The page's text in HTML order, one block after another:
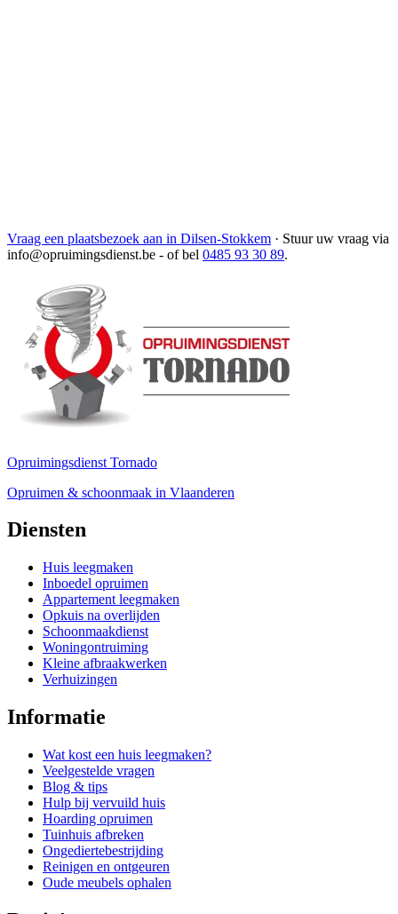
Vraag een plaatsbezoek aan in Dilsen-Stokkem · Stuur uw vraag via
info@opruimingsdienst.be - of bel 0485 93 30 89.
Opruimingsdienst Tornado
Opruimen & schoonmaak in Vlaanderen
Diensten
Huis leegmaken
Inboedel opruimen
Appartement leegmaken
Opkuis na overlijden
Schoonmaakdienst
Woningontruiming
Kleine afbraakwerken
Verhuizingen
Informatie
Wat kost een huis leegmaken?
Veelgestelde vragen
Blog & tips
Hulp bij vervuild huis
Hoarding opruimen
Tuinhuis afbreken
Ongediertebestrijding
Reinigen en ontgeuren
Oude meubels ophalen